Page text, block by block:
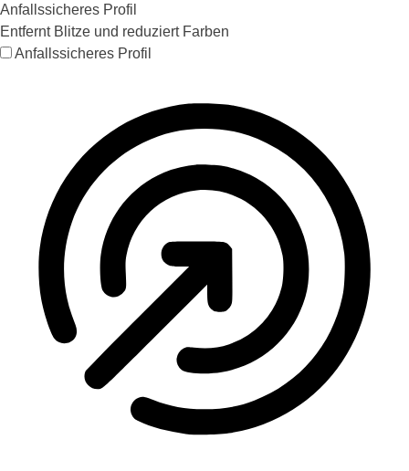
Anfallssicheres Profil
Entfernt Blitze und reduziert Farben
Anfallssicheres Profil